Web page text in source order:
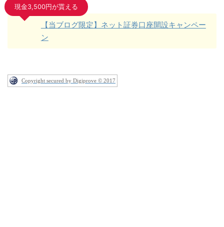
現金3,500円が貰える
【当ブログ限定】ネット証券口座開設キャンペー
ン
Copyright secured by Digiprove © 2017